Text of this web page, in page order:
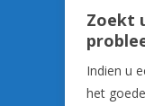
Zoekt
Indien u
het